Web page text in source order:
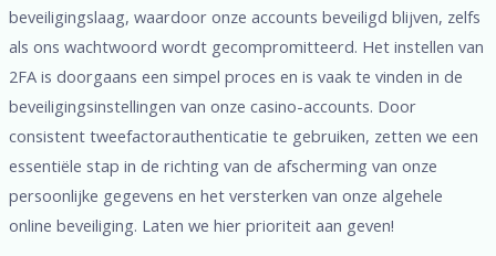
beveiligingslaag, waardoor onze accounts beveiligd blijven, zelfs
als ons wachtwoord wordt gecompromitteerd. Het instellen van
2FA is doorgaans een simpel proces en is vaak te vinden in de
beveiligingsinstellingen van onze casino-accounts. Door
consistent tweefactorauthenticatie te gebruiken, zetten we een
essentiële stap in de richting van de afscherming van onze
persoonlijke gegevens en het versterken van onze algehele
online beveiliging. Laten we hier prioriteit aan geven!